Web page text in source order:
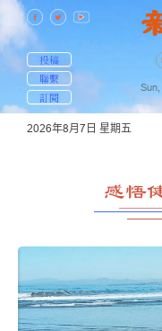
投稿
聯繫
訂閱
2026年8月7日 星期五
感悟